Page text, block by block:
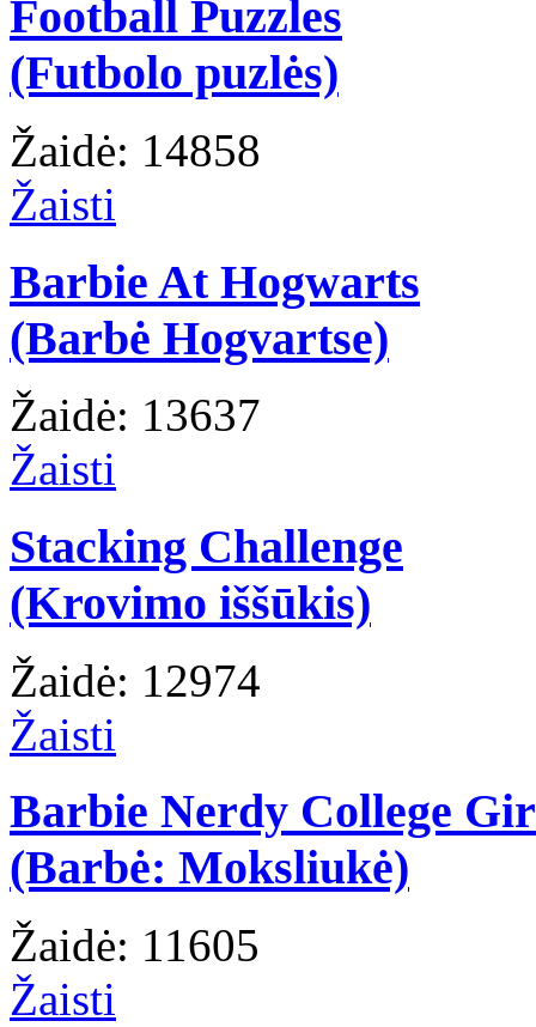
Football Puzzles
(Futbolo puzlės)
Žaidė: 14858
Žaisti
Barbie At Hogwarts
(Barbė Hogvartse)
Žaidė: 13637
Žaisti
Stacking Challenge
(Krovimo iššūkis)
Žaidė: 12974
Žaisti
Barbie Nerdy College
(Barbė: Moksliukė)
Žaidė: 11605
Žaisti